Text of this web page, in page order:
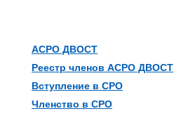
АСРО ДВОСТ
Реестр членов АСРО ДВОСТ
Вступление в СРО
Членство в СРО